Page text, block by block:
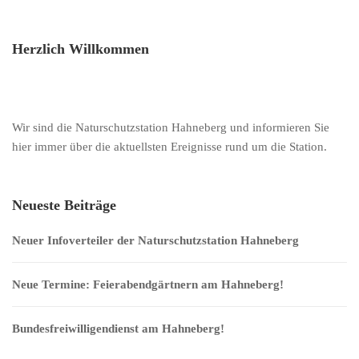
Herzlich Willkommen
Wir sind die Naturschutzstation Hahneberg und informieren Sie
hier immer über die aktuellsten Ereignisse rund um die Station.
Neueste Beiträge
Neuer Infoverteiler der Naturschutzstation Hahneberg
Neue Termine: Feierabendgärtnern am Hahneberg!
Bundesfreiwilligendienst am Hahneberg!